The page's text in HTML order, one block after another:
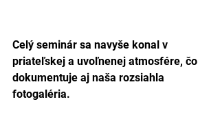
Celý seminár sa navyše konal v
priateľskej a uvoľnenej atmosfére, čo
dokumentuje aj naša rozsiahla
fotogaléria.